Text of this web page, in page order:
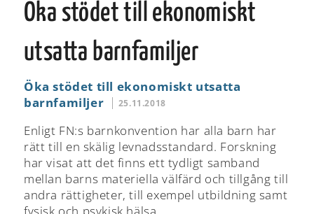
Öka stödet till ekonomiskt
utsatta barnfamiljer
Öka stödet till ekonomiskt utsatta
barnfamiljer
25.11.2018
Enligt FN:s barnkonvention har alla barn har
rätt till en skälig levnadsstandard. Forskning
har visat att det finns ett tydligt samband
mellan barns materiella välfärd och tillgång till
andra rättigheter, till exempel utbildning samt
fysisk och psykisk hälsa.